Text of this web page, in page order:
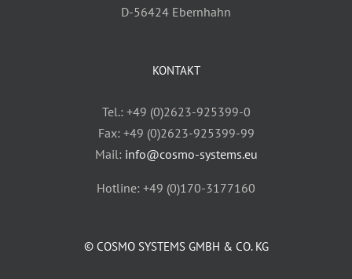
D-56424 Ebernhahn
KONTAKT
Tel.: +49 (0)2623-925399-0
Fax: +49 (0)2623-925399-99
Mail: info@cosmo-systems.eu
Hotline: +49 (0)170-3177160
© COSMO SYSTEMS GMBH & CO. KG